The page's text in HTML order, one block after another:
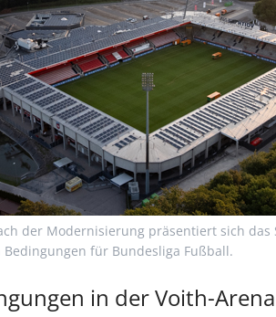
der Modernisierung präsentiert sich
für Bundesliga Fußball.
in der Voith-Arena